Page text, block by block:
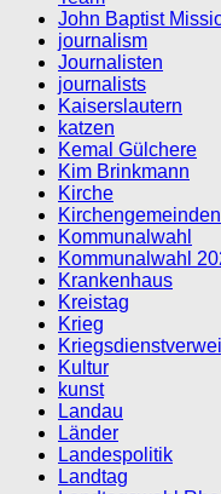
John Baptist
journalism
Journalisten
journalists
Kaiserslautern
katzen
Kemal Gülchere
Kim Brinkmann
Kirche
Kirchengemeinden
Kommunalwahl
Kommunalwahl
Krankenhaus
Kreistag
Krieg
Kultur
kunst
Landau
Länder
Landespolitik
Landtag